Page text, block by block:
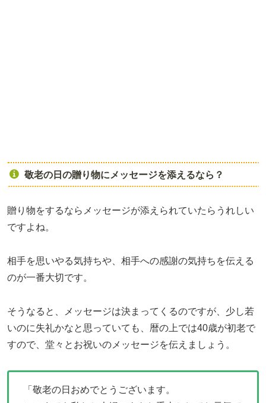
敬老の日の贈り物にメッセージを添えるなら？
贈り物をするならメッセージが添えられていたらうれしい
ですよね。
相手を思いやる気持ちや、相手への感謝の気持ちを伝える
のが一番大切です。
そうなると、メッセージは決まってくるのですが、少し若
いのに失礼かなと思っていても、暦の上では40歳が初老で
すので、堂々とお祝いのメッセージを伝えましょう。
「敬老の日おめでとうございます。